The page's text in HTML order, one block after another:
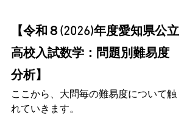
【令和８(2026)年度愛知県公立
高校入試数学：問題別難易度
分析】
ここから、大問毎の難易度について触
れていきます。